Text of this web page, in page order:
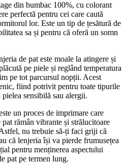
din bumbac 100%, cu colorant
perfectă pentru cei care caută
lor. Este un tip de țesătură de
sa și pentru că oferă un somn
de pat este moale la atingere și
pe piele și reglând temperatura
pe tot parcursul nopții. Acest
fiind potrivit pentru toate tipurile
sensibilă sau alergii.
un proces de imprimare care
rămân vibrante și strălucitoare
nu trebuie să-ți faci griji că
că lenjeria își va pierde frumusețea
pentru menținerea aspectului
pat pe termen lung.